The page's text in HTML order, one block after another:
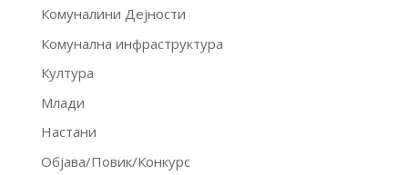
Комуналини Дејности
Комунална инфраструктура
Култура
Млади
Настани
Објава/Повик/Конкурс